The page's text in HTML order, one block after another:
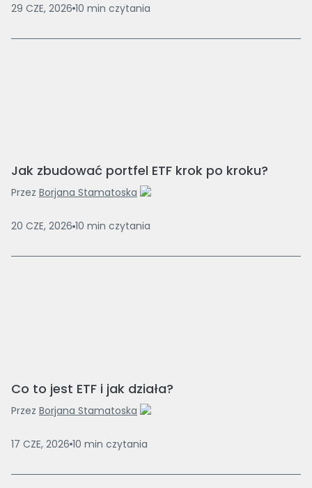
29 CZE, 2026 10 min czytania
Jak zbudować portfel ETF krok po kroku?
Przez Borjana Stamatoska
20 CZE, 2026 10 min czytania
Co to jest ETF i jak działa?
Przez Borjana Stamatoska
17 CZE, 2026 10 min czytania